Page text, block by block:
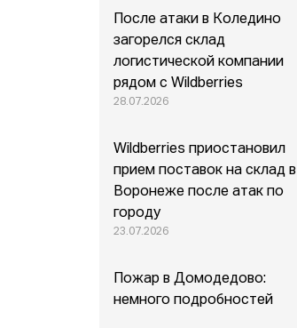
После атаки в Коледино
загорелся склад
логистической компании
рядом с Wildberries
28.07.2026
Wildberries приостановил
прием поставок на склад в
Воронеже после атак по
городу
23.07.2026
Пожар в Домодедово:
немного подробностей